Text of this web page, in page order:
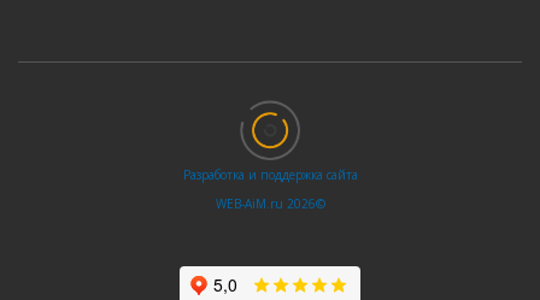
Разработка и поддержка сайта
WEB‑AiM.ru 2026©